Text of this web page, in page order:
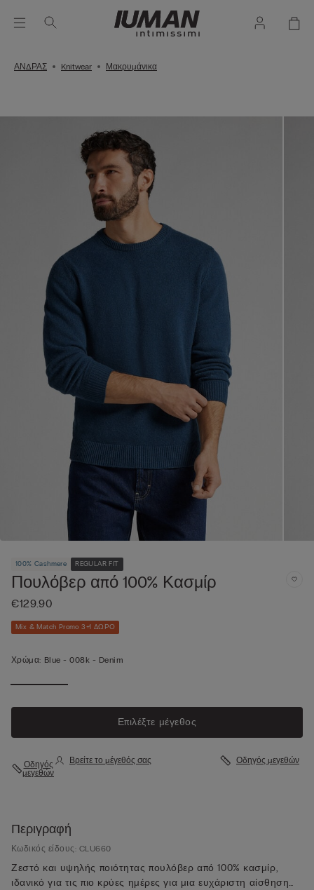
ΑΝΔΡΑΣ Knitwear Μακρυμάνικα
100% Cashmere REGULAR FIT
Πουλόβερ από 100% Κασμίρ
€129.90
Mix & Match Promo 3+1 ΔΩΡΟ
Χρώμα: Blue -008k - Denim
Επιλέξτε μέγεθος
Οδηγός
μεγεθών
Βρείτε το μέγεθός σας Οδηγός μεγεθών
Περιγραφή
Κωδικός είδους: CLU660
Ζεστό και υψηλής ποιότητας πουλόβερ από 100% κασμίρ,
ιδανικό για τις πιο κρύες ημέρες για μια ευχάριστη αίσθηση